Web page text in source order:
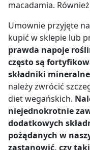
macadamia.
Umownie przyjęte
kupić w sklepie lub
prawda napoje
często są
składniki
należy zwrócić
diet wegańskich.
niejednokrotnie
dodatkowych
pożądanych w
zastanowić, czy